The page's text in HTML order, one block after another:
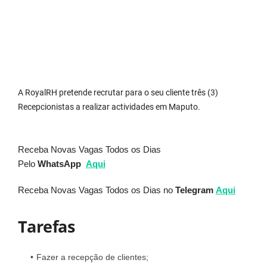
A RoyalRH pretende recrutar para o seu cliente três (3)
Recepcionistas a realizar actividades em Maputo.
Receba Novas Vagas Todos os Dias
Pelo WhatsApp Aqui
Receba Novas Vagas Todos os Dias no Telegram Aqui
Tarefas
Fazer a recepção de clientes;